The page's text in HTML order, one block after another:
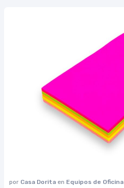
por Casa Dorita en Equipos de Oficina